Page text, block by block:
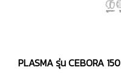
PLASMA รุ่น CEBORA 150